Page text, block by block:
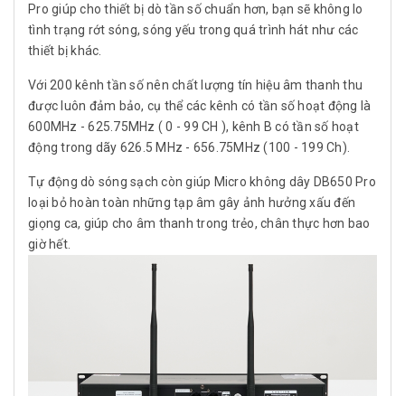
Pro giúp cho thiết bị dò tần số chuẩn hơn, bạn sẽ không lo
tình trạng rớt sóng, sóng yếu trong quá trình hát như các
thiết bị khác.
Với 200 kênh tần số nên chất lượng tín hiệu âm thanh thu
được luôn đảm bảo, cụ thể các kênh có tần số hoạt động là
600MHz - 625.75MHz ( 0 - 99 CH ), kênh B có tần số hoạt
động trong dãy 626.5 MHz - 656.75MHz (100 - 199 Ch).
Tự động dò sóng sạch còn giúp Micro không dây DB650 Pro
loại bỏ hoàn toàn những tạp âm gây ảnh hưởng xấu đến
giọng ca, giúp cho âm thanh trong trẻo, chân thực hơn bao
giờ hết.